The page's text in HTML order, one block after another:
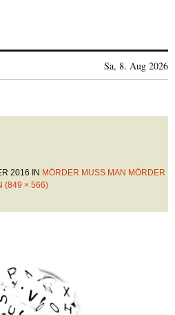
Sa, 8. Aug 2026
2016 IN MÖRDER MUSS MAN MÖRDER
(849 × 566)